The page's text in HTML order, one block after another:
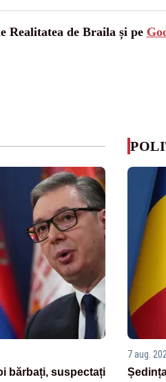
Realitatea de Braila și pe
bărbați, suspectați
7 aug.